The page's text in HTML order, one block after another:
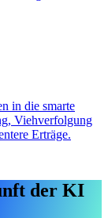
in die smarte
Viehverfolgung
Erträge.
der KI